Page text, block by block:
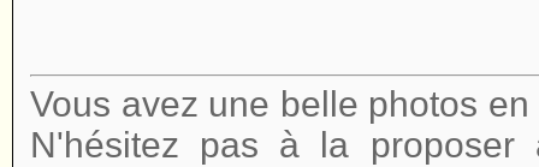
Vous avez une belle photos
N'hésitez pas à la proposer